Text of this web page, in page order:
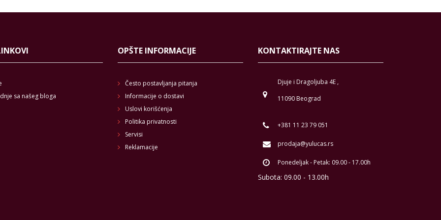
sa našeg bloga
OPŠTE INFORMACIJE
Često postavljanja pitanja
Informacije o dostavi
Uslovi korišćenja
Politika privatnosti
Servisi
Reklamacije
KONTAKTIRAJTE NAS
Djuje i Dragoljuba 4E ,
11090 Beograd
+381 11 23 79 051
prodaja@yulucas.rs
Ponedeljak - Petak: 09.00 - 17.00h
Subota: 09.00 - 13.00h